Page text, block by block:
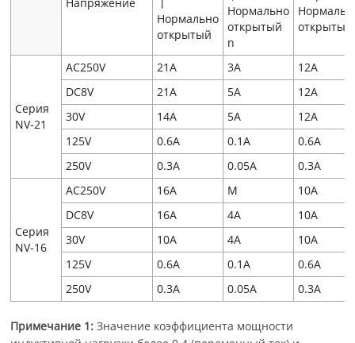
Нормально
открытый
Нормально
открытый
n
открытый
Серия
NV-21
AC250V 21A 3A
12A
DC8V
21A 5A
12A
30V
14A 5A
12A
125V
0.6A 0.1A
0.6A
250V
0.3A 0.05A 0.3A
Серия
NV-16
AC250V 16A M
10A
DC8V
16A 4A
10A
30V
10A 4A
10A
125V
0.6A 0.1A
0.6A
250V
0.3A 0.05A 0.3A
Примечание 1: Значение коэффициента мощности